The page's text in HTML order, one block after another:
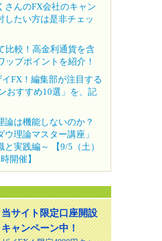
さんのFX会社のキャン
したい方は是非チェッ
比較！高金利通貨を含
ップポイントを紹介！
イFX！編集部が注目する
おすすめ10選」を、記
論は機能しないのか？
理論マスター講座」
実践編～ 【9/5（土）
開催】
当サイト限定口座開設
キャンペーン中！